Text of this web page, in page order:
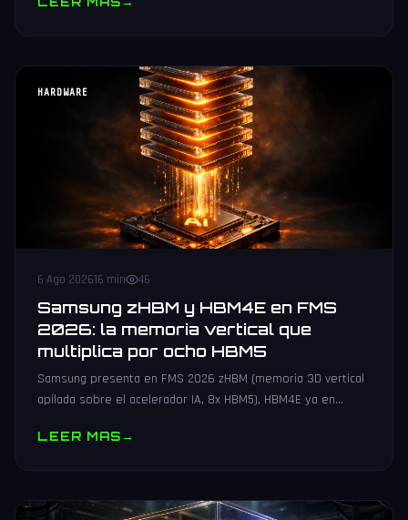
HARDWARE
6 Ago 202616 min 46
Samsung zHBM y HBM4E en FMS
2026: la memoria vertical que
multiplica por ocho HBM5
Samsung presenta en FMS 2026 zHBM (memoria 3D vertical
apilada sobre el acelerador IA, 8x HBM5), HBM4E ya en
LEER MAS→